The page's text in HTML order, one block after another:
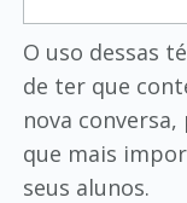
O uso dessas
de ter que
nova
que mais
seus alunos.